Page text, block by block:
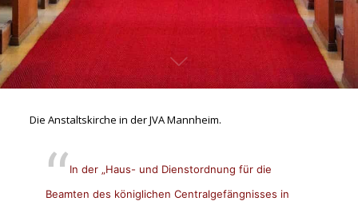
Die Anstaltskirche in der JVA Mannheim.
In der „Haus- und Dienstordnung für die
Beamten des königlichen Centralgefängnisses in